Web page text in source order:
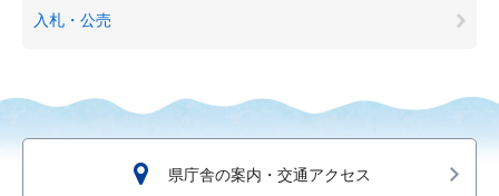
入札・公売
県庁舎の案内・交通アクセス